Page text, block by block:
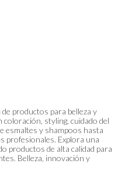
productos para belleza y
styling, cuidado del
esmaltes y shampoos hasta
profesionales. Explora una
productos de alta calidad para
Belleza, innovación y